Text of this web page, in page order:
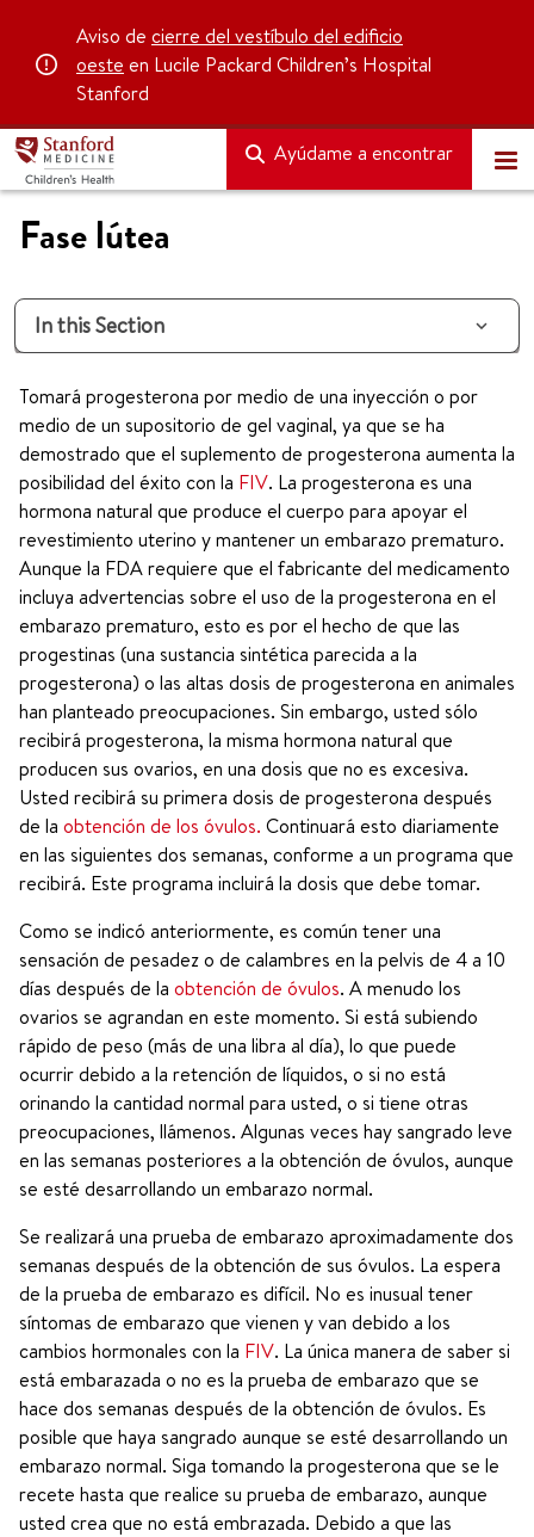
Aviso de cierre del vestíbulo del edificio
oeste en Lucile Packard Children’s Hospital
Stanford
Ayúdame a encontrar
Fase lútea
In this Section
Tomará progesterona por medio de una inyección o por
medio de un supositorio de gel vaginal, ya que se ha
demostrado que el suplemento de progesterona aumenta la
posibilidad del éxito con la FIV. La progesterona es una
hormona natural que produce el cuerpo para apoyar el
revestimiento uterino y mantener un embarazo prematuro.
Aunque la FDA requiere que el fabricante del medicamento
incluya advertencias sobre el uso de la progesterona en el
embarazo prematuro, esto es por el hecho de que las
progestinas (una sustancia sintética parecida a la
progesterona) o las altas dosis de progesterona en animales
han planteado preocupaciones. Sin embargo, usted sólo
recibirá progesterona, la misma hormona natural que
producen sus ovarios, en una dosis que no es excesiva.
Usted recibirá su primera dosis de progesterona después
de la obtención de los óvulos. Continuará esto diariamente
en las siguientes dos semanas, conforme a un programa que
recibirá. Este programa incluirá la dosis que debe tomar.
Como se indicó anteriormente, es común tener una
sensación de pesadez o de calambres en la pelvis de 4 a 10
días después de la obtención de óvulos. A menudo los
ovarios se agrandan en este momento. Si está subiendo
rápido de peso (más de una libra al día), lo que puede
ocurrir debido a la retención de líquidos, o si no está
orinando la cantidad normal para usted, o si tiene otras
preocupaciones, llámenos. Algunas veces hay sangrado leve
en las semanas posteriores a la obtención de óvulos, aunque
se esté desarrollando un embarazo normal.
Se realizará una prueba de embarazo aproximadamente dos
semanas después de la obtención de sus óvulos. La espera
de la prueba de embarazo es difícil. No es inusual tener
síntomas de embarazo que vienen y van debido a los
cambios hormonales con la FIV. La única manera de saber si
está embarazada o no es la prueba de embarazo que se
hace dos semanas después de la obtención de óvulos. Es
posible que haya sangrado aunque se esté desarrollando un
embarazo normal. Siga tomando la progesterona que se le
recete hasta que realice su prueba de embarazo, aunque
usted crea que no está embrazada. Debido a que las